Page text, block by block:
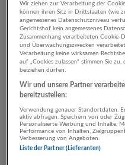
1
Wir ziehen zur Verarbeitung der
können ihren Sitz in Drittstaaten (wie
angemessenes Datenschutzniveau
Gerichtshof kein angemessenes
Zusammenhang verarbeiteten
und Überwachungszwecken
Verarbeitung keine wirksamen
auf „Cookies zulassen“ stimmen Sie
beiziehen dürfen.
Wir und unsere Partner
bereitzustellen:
Verwendung genauer Standortdaten.
aktiv abfragen. Speichern von oder
Personalisierte Werbung und Inhalte,
Performance von Inhalten,
Verbesserung von Angeboten.
Liste der Partner (Lieferanten)